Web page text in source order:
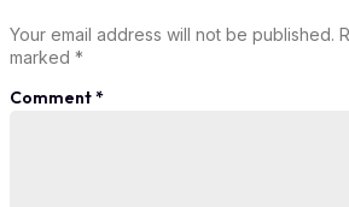
Your email address will not be published.
marked *
Comment*